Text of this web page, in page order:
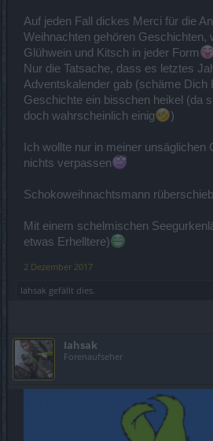
Auf jeden Fall dickes Merci für die
Weihnachten gehören Geschichten,
Glühwein und Kitsch in jeder Form
Nur die Tatsache, dass es letztes
Adventskalender gab (schäme Dich
Geschichte ein bisschen heikel (da
doch wahrscheinlich einig
)
Ich wollte nur in meiner unsäglichen
nichts verpassen
Schokoweihnachtsmann
Mit einem schelmischen
etwas Erhelltere)
2 Dezember 2017
Iahsak gefällt dies.
Iahsak
Forenaufseher